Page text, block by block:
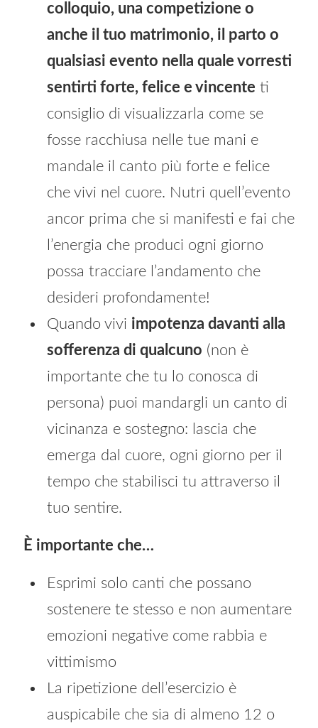
colloquio, una competizione o
anche il tuo matrimonio, il parto o
qualsiasi evento nella quale vorresti
sentirti forte, felice e vincente ti
consiglio di visualizzarla come se
fosse racchiusa nelle tue mani e
mandale il canto più forte e felice
che vivi nel cuore. Nutri quell’evento
ancor prima che si manifesti e fai che
l’energia che produci ogni giorno
possa tracciare l’andamento che
desideri profondamente!
Quando vivi impotenza davanti alla
sofferenza di qualcuno (non è
importante che tu lo conosca di
persona) puoi mandargli un canto di
vicinanza e sostegno: lascia che
emerga dal cuore, ogni giorno per il
tempo che stabilisci tu attraverso il
tuo sentire.
È importante che…
Esprimi solo canti che possano
sostenere te stesso e non aumentare
emozioni negative come rabbia e
vittimismo
La ripetizione dell’esercizio è
auspicabile che sia di almeno 12 o